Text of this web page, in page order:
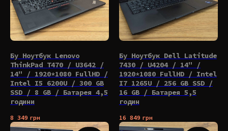
Бу Ноутбук Lenovo
ThinkPad T470 / U3642 /
14" / 1920*1080 FullHD /
Intel I5 6200U / 300 GB
SSD / 8 GB / Батарея 4,5
години
8 349 грн
Бу Ноутбук Dell Latitude
7430 / U4204 / 14" /
1920*1080 FullHD / Intel
I7 1265U / 256 GB SSD /
16 GB / Батарея 5,5
годин
16 849 грн